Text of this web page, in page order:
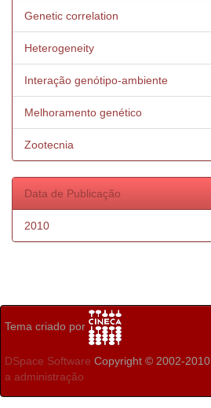
Genetic correlation
Heterogeneity
Interação genótipo-ambiente
Melhoramento genético
Zootecnia
Data de Publicação
2010
Tema criado por
DSpace Software Copyright © 2002-2010
a administração